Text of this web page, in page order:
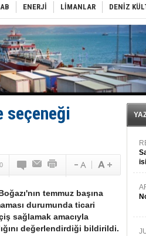
Süveyş tonaj yetkisi
“Yapay Zekâ, Ustanın yerini alamaz”
yüzer havuza omurga: NB26
yeni Römorkör!
için ‘Çağrı’!
kararı!
100 yolcu, tahliye edildi
çıkan Tanker, demirletildi
açıklama: "Takipteyiz"
işte buralara ‘Yatırım’ yapıyor
ENERJİ LİMANLAR DENİZ
seçeneği
temmuz başına
durumunda ticari
sağlamak amacıyla
değerlendirdiği bildirildi.